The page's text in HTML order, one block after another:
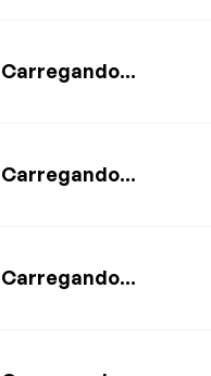
Carregando...
Carregando...
Carregando...